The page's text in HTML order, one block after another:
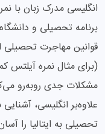
انگلیسی مدرک زبان با
برنامه تحصیلی و
قوانین مهاجرت تحصیلی
مشکلات جدی روبه‌رو
علاوه‌بر انگلیسی،
تحصیلی به ایتالیا را